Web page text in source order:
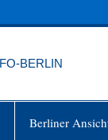
Berliner